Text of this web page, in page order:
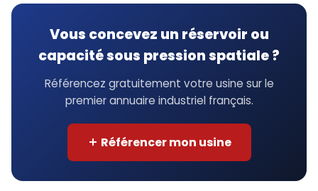
Vous concevez un réservoir ou
capacité sous pression spatiale ?
Référencez gratuitement votre usine sur le
premier annuaire industriel français.
Référencer mon usine